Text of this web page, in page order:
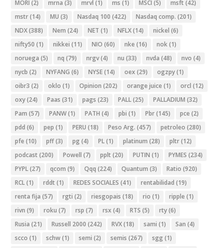
MORI (2) mrna (3) mrvl (1) ms (1) MSCI (5) msft (42)
mstr(14) MU (3) Nasdaq 100 (422) Nasdaq comp. (201)
NDX(388) Nem (24) NET (1) NFLX(14) nickel (6)
nifty50 (1) nikkei (11) NIO (60) nke (16) nok(1)
noruega (5) nq (79) nrgv(4) nu (33) nvda (48) nvo (4)
nycb (2) NYFANG (6) NYSE(14) oex (29) ogzpy(1)
oibr3 (2) oklo (1) Opinion (202) orange juice (1) orcl (12)
oxy(24) Paas (31) pags (23) PALL(25) PALLADIUM (32)
Pam (57) PANW(1) PATH (4) pbi (1) Pbr(145) pce (2)
pdd (6) pep (1) PERU (18) Peso Arg. (457) petroleo (280)
pfe (10) pff(3) pg (4) PL(1) platinum (28) pltr(12)
podcast (200) Powell (7) pplt (20) PUTIN (1) PYMES (234)
PYPL(27) qcom (9) Qqq (224) Quantum (3) Ratio (920)
RCL(1) rddt (1) REDES SOCIALES (41) rentabilidad (19)
renta fija (57) rgti (2) riesgopais (18) rio (1) ripple (1)
rivn (9) roku (7) rsp (7) rsx (4) RTS (5) rty(6)
Rusia (21) Russell 2000 (242) RVX(18) sami (1) San (4)
scco (1) schw(1) semi (2) semis (267) sgg (1)